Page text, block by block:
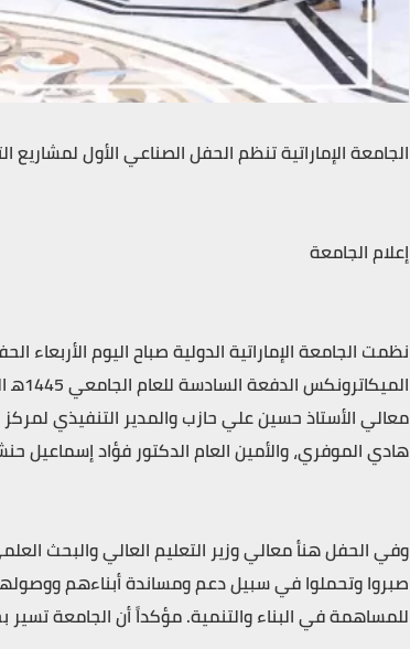
الجامعة الإماراتية تنظم الحفل الصناعي الأول لمشاريع
إعلام الجامعة
نظمت الجامعة الإماراتية الدولية صباح اليوم
معالي الأستاذ حسين علي حازب والمدير التنفيذي لمركز
هادي الموفري، والأمين العام الدكتور فؤاد إسماعيل
وفي الحفل هنأ معالي وزير التعليم العالي والبحث
صبروا وتحملوا في سبيل دعم ومساندة أبناءهم
للمساهمة في البناء والتنمية. مؤكداً أن الجامعة تسير